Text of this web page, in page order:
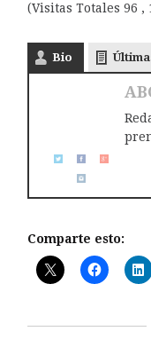
(Visitas Totales 96 ,
Bio
Comparte esto: